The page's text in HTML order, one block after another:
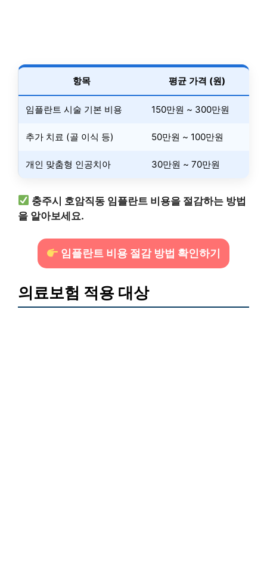
항목 평균 가격 (원)
임플란트 시술 기본 비용 150만원 ~ 300만원
추가 치료 (골 이식 등) 50만원 ~ 100만원
개인 맞춤형 인공치아 30만원 ~ 70만원
충주시 호암직동 임플란트 비용을 절감하는 방법
을 알아보세요.
임플란트 비용 절감 방법 확인하기
의료보험 적용 대상